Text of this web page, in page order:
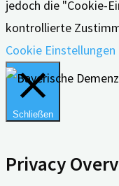
jedoch die "Cookie-
kontrollierte
Cookie Einstellungen
Schließen
Privacy